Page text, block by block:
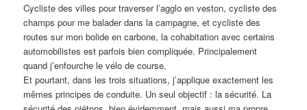
Cycliste des villes pour traverser l’agglo en veston, cycliste des
champs pour me balader dans la campagne, et cycliste des
routes sur mon bolide en carbone, la cohabitation avec certains
automobilistes est parfois bien compliquée. Principalement
quand j’enfourche le vélo de course.
Et pourtant, dans les trois situations, j’applique exactement les
mêmes principes de conduite. Un seul objectif : la sécurité. La